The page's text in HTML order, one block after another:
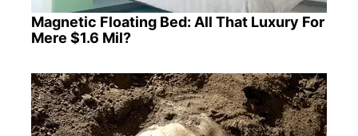
Magnetic Floating Bed: All That Luxury For
Mere $1.6 Mil?